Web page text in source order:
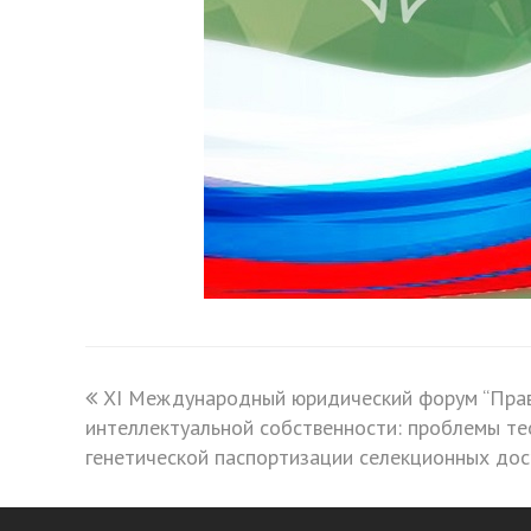
previous
post:
XI Международный юридический форум
интеллектуальной собственности: проблемы
генетической паспортизации селекционных